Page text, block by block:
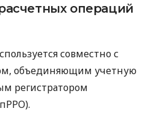
операций
совместно с
объединяющим учетную
регистратором